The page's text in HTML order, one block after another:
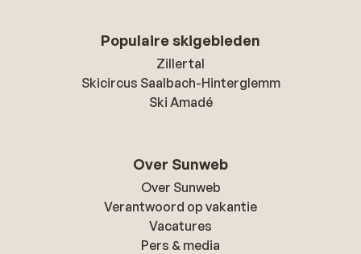
Populaire skigebieden
Zillertal
Skicircus Saalbach-Hinterglemm
Ski Amadé
Over Sunweb
Over Sunweb
Verantwoord op vakantie
Vacatures
Pers & media